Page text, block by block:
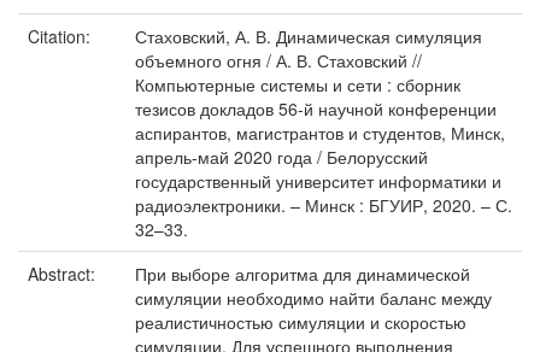
Citation:
Стаховский, А. В. Динамическая симуляция
объемного огня / А. В. Стаховский //
Компьютерные системы и сети : сборник
тезисов докладов 56-й научной конференции
аспирантов, магистрантов и студентов, Минск,
апрель-май 2020 года / Белорусский
государственный университет информатики и
радиоэлектроники. – Минск : БГУИР, 2020. – С.
32–33.
Abstract:
При выборе алгоритма для динамической
симуляции необходимо найти баланс между
реалистичностью симуляции и скоростью
симуляции. Для успешного выполнения